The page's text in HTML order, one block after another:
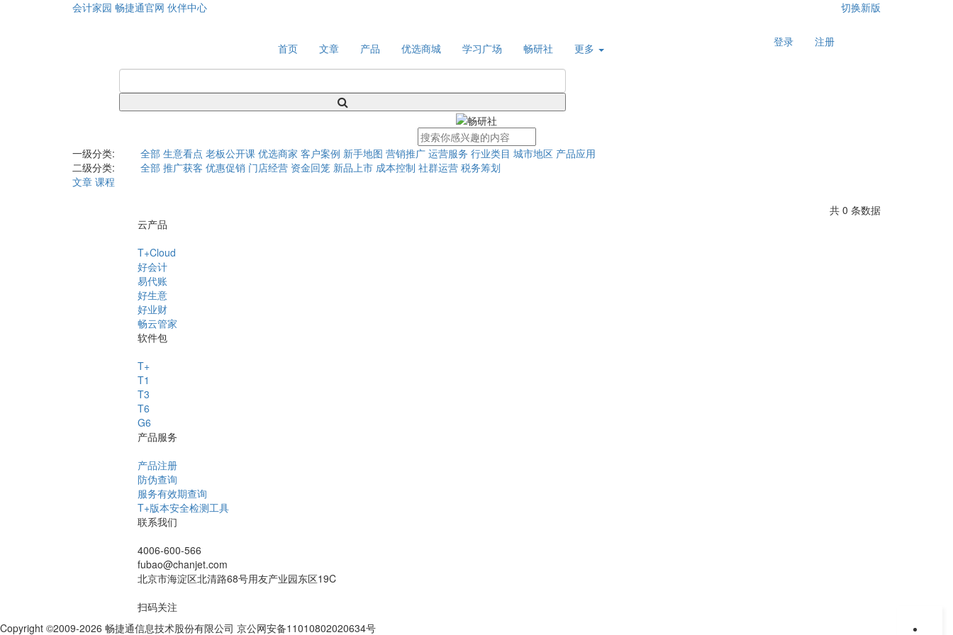
会计家园 畅捷通官网 伙伴中心 切换新版
首页 文章 产品 优选商城 学习广场 畅研社 更多 登录 注册
一级分类: 全部 生意看点 老板公开课 优选商家 客户案例 新手地图 营销推广 运营服务 行业类目 城市地区 产品应用
二级分类:
全部 推广获客 优惠促销 门店经营 资金回笼 新品上市 成本控制 社群运营 税务筹划
文章 课程
共 0 条数据
云产品
T+Cloud
好会计
易代账
好生意
好业财
畅云管家
软件包
T+
T1
T3
T6
G6
产品服务
产品注册
防伪查询
服务有效期查询
T+版本安全检测工具
联系我们
4006-600-566
fubao@chanjet.com
北京市海淀区北清路68号用友产业园东区19C
扫码关注
Copyright ©2009-2026 畅捷通信息技术股份有限公司 京公网安备11010802020634号